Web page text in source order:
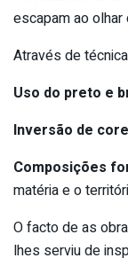
escapam ao olhar
Através de
Uso do preto e
Inversão de
Composições
matéria e o
O facto de as
lhes serviu de